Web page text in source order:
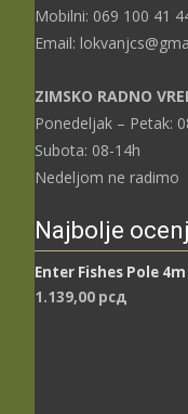
Mobilni: 069 100 41
Email:
ZIMSKO RADNO
Ponedeljak – Petak:
Subota: 08-14h
Nedeljom ne radimo
Najbolje
Enter Fishes Pole
1.139,00 рсд